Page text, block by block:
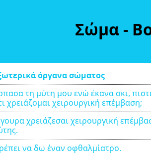
Σώμα -
όργανα σώματος
τη μύτη μου ενώ έκανα σκι,
χρειάζομαι χειρουργική επέμβαση;
χρειάζεσαι χειρουργική
να δω έναν οφθαλμίατρο.